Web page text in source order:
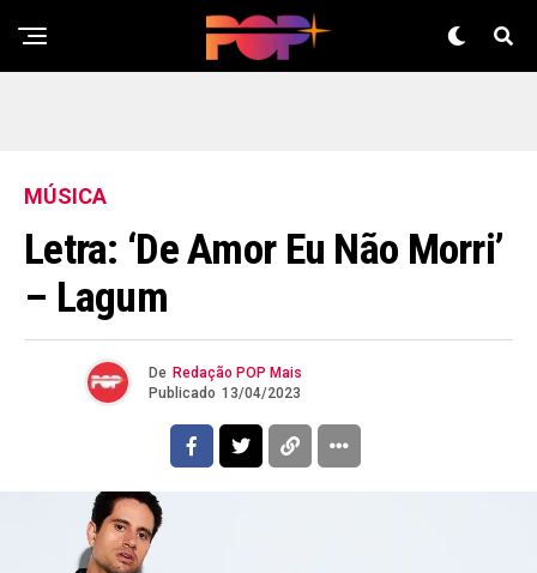
MÚSICA
Letra: ‘De Amor Eu Não Morri’
– Lagum
De Redação POP Mais
Publicado 13/04/2023